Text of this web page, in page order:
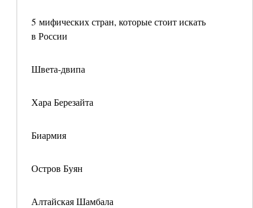
5 мифических стран, которые стоит искать
в России
Швета-двипа
Хара Березайта
Биармия
Остров Буян
Алтайская Шамбала